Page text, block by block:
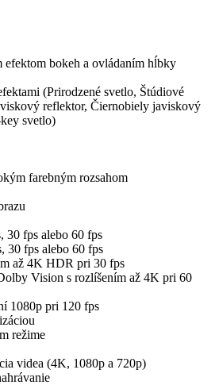
efektom bokeh a ovládaním hĺbky
(Prirodzené svetlo, Štúdiové
reflektor, Čiernobiely javiskový
svetlo)
farebným rozsahom
30 fps alebo 60 fps
30 fps alebo 60 fps
až 4K HDR pri 30 fps
Vision s rozlíšením až 4K pri 60
1080p pri 120 fps
režime
videa (4K, 1080p a 720p)